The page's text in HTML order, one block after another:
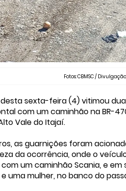
Fotos: CBMSC / Divulgação
sexta-feira (4) vitimou
com um caminhão na BR-
Vale do Itajaí.
as guarnições foram
da ocorrência, onde o
um caminhão Scania, e
uma mulher, no banco do